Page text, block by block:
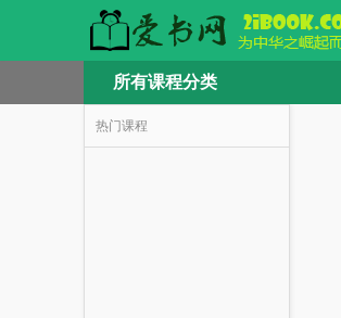
所有课程分类
热门课程